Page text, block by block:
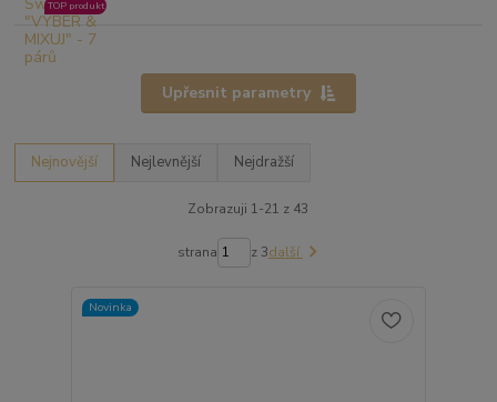
TOP produkt
Upřesnit parametry
Nejnovější Nejlevnější Nejdražší
Zobrazuji 1-21 z 43
strana z 3další
Novinka